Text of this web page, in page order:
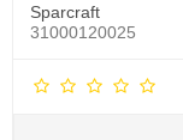
Sparcraft
31000120025